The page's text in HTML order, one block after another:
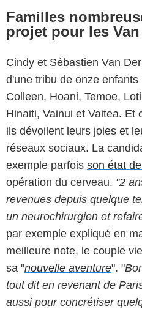
Familles
projet pour les
Cindy et Sébastien Van
d'une tribu de onze
Colleen, Hoani, Temoe,
Hinaiti, Vainui et Vaitea. Et
ils dévoilent leurs joies et
réseaux sociaux. La
exemple parfois son état
opération du cerveau. "2
revenues depuis quelque
un neurochirurgien et
par exemple expliqué en
meilleure note, le couple
sa "nouvelle aventure". "
tout dit en revenant de
aussi pour concrétiser